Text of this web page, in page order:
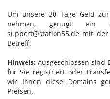
Um unsere 30 Tage Geld
nehmen, genügt ein
support@station55.de mit
Betreff.
Hinweis: Ausgeschlossen sind
für Sie registriert oder
wir Ihnen diese Domains
Preisen.